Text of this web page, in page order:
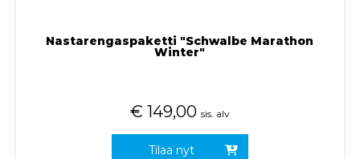
Nastarengaspaketti "Schwalbe Marathon
Winter"
€ 149,00 sis. alv
Tilaa nyt